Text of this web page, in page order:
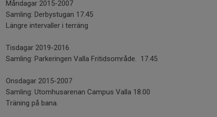
Måndagar 2015-2007
Samling: Derbystugan 17.45
Längre intervaller i terräng
Tisdagar 2019-2016
Samling: Parkeringen Valla Fritidsområde. 17.45
Onsdagar 2015-2007
Samling: Utomhusarenan Campus Valla 18.00
Träning på bana.